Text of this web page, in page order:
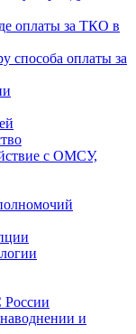
оплаты за ТКО в
способа оплаты за
с ОМСУ,
и